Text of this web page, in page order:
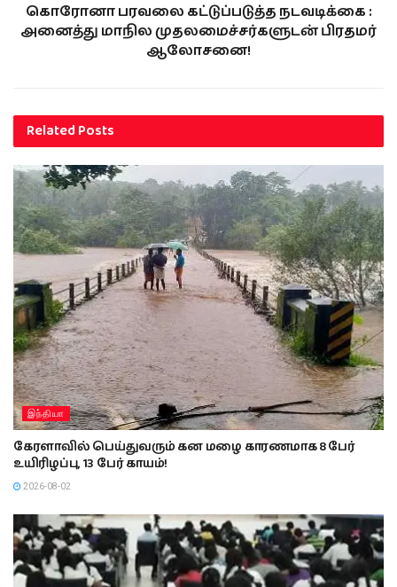
கொரோனா பரவலை கட்டுப்படுத்த நடவடிக்கை :
அனைத்து மாநில முதலமைச்சர்களுடன் பிரதமர்
ஆலோசனை!
RelatedPosts
இந்தியா
கேரளாவில் பெய்துவரும் கன மழை காரணமாக 8 பேர்
உயிரிழப்பு, 13 பேர் காயம்!
2026-08-02